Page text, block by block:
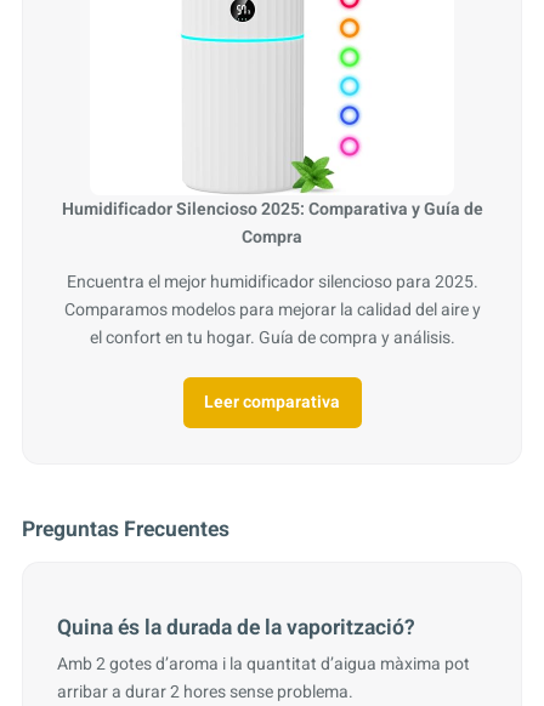
Humidificador Silencioso 2025: Comparativa y Guía de
Compra
Encuentra el mejor humidificador silencioso para 2025.
Comparamos modelos para mejorar la calidad del aire y
el confort en tu hogar. Guía de compra y análisis.
Leer comparativa
Preguntas Frecuentes
Quina és la durada de la vaporització?
Amb 2 gotes d’aroma i la quantitat d’aigua màxima pot
arribar a durar 2 hores sense problema.